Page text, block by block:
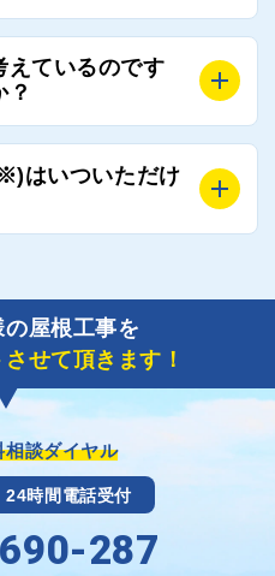
クトから直ちに紹介の工事
、即時対応するよう指示を
お申し付けください。
態、工事の内容、天候によ
が、目安としては、おおよ
根コネクトとしても全面的
ご相談ください。可能な限
工事業者を選定させていた
えているのです
？
は、専門家による視察と必
はいついただけ
バック(※)申込みフォーム
上で送信してください。
確認できた日時から翌月末
ただきます。
は契約金額によって異なり
屋根工事を
せて頂きます！
相談ダイヤル
時間電話受付
287